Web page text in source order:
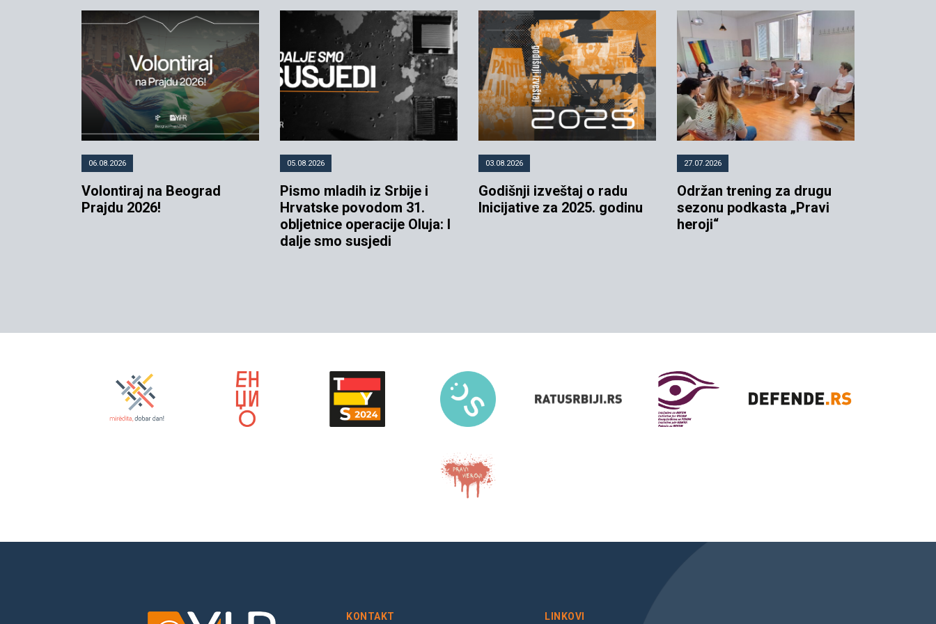
06.08.2026
Volontiraj na Beograd
Prajdu 2026!
05.08.2026
Pismo mladih iz Srbije i
Hrvatske povodom 31.
obljetnice operacije Oluja: I
dalje smo susjedi
03.08.2026
Godišnji izveštaj o radu
Inicijative za 2025. godinu
27.07.2026
Održan trening za drugu
sezonu podkasta „Pravi
heroji“
KONTAKT LINKOVI